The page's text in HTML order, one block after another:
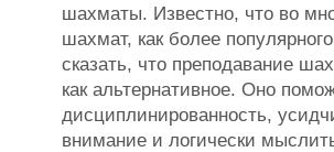
шахматы. Известно, что во
шахмат, как более
сказать, что преподавание
как альтернативное. Оно
дисциплинированность,
внимание и логически